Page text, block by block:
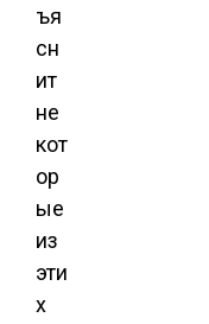
ъя
сн
ит
не
кот
ор
ые
из
эти
х